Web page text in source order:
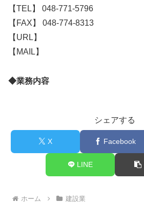
【TEL】 048-771-5796
【FAX】 048-774-8313
【URL】
【MAIL】
◆業務内容
シェアする
X Facebook
LINE
ホーム 建設業